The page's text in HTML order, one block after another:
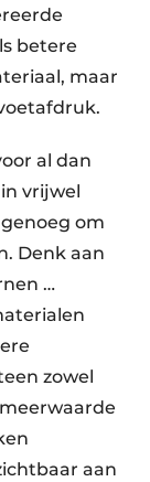
betere
maar
al dan
vrijwel
om
Denk aan
…
zowel
aan